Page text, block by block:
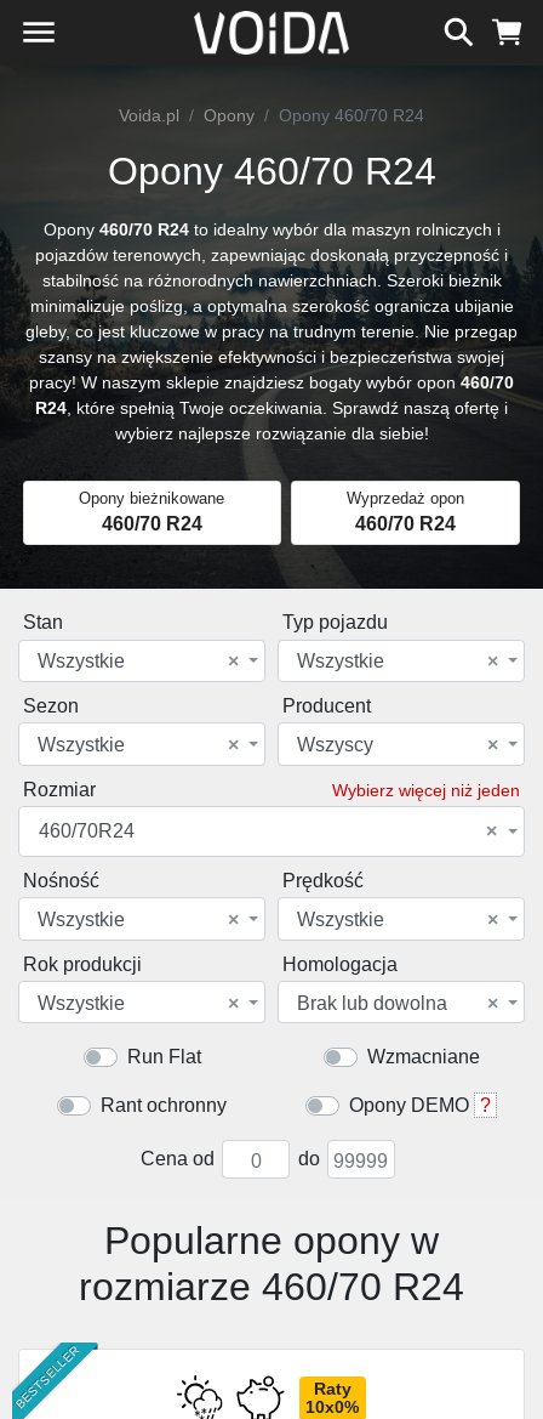
Voida.pl Opony Opony 460/70 R24
Opony 460/70 R24
Opony 460/70 R24to idealny wybór dla maszyn rolniczych i
pojazdów terenowych, zapewniając doskonałą przyczepność i
stabilność na różnorodnych nawierzchniach. Szeroki bieżnik
minimalizuje poślizg, a optymalna szerokość ogranicza ubijanie
gleby, co jest kluczowe w pracy na trudnym terenie. Nie przegap
szansy na zwiększenie efektywności i bezpieczeństwa swojej
pracy! W naszym sklepie znajdziesz bogaty wybór opon 460/70
R24 , które spełnią Twoje oczekiwania. Sprawdź naszą ofertę i
wybierz najlepsze rozwiązanie dla siebie!
Opony bieżnikowane
460/70 R24
Wyprzedaż opon
460/70 R24
Stan
×
Wszystkie
Typ pojazdu
×
Wszystkie
Sezon
×
Wszystkie
Producent
×
Wszyscy
Rozmiar Wybierz więcej niż jeden
×
460/70R24
Nośność
×
Wszystkie
Prędkość
×
Wszystkie
Rok produkcji
×
Wszystkie
Homologacja
×
Brak lub dowolna
Run Flat Wzmacniane
Rant ochronny Opony DEMO ?
Cena od do
Popularne opony w
rozmiarze 460/70 R24
BESTSELLER
Raty
10x0%